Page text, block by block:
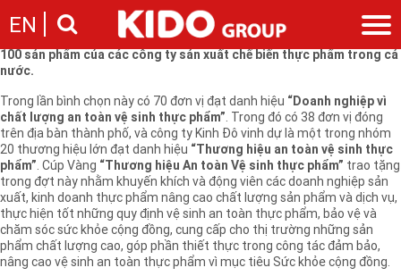
EN
Giới thiệu
Câu chuyện KIDO
Chặng đường
Cam kết của KIDO
Nhà sáng lập
Ngành hàng
Ngành dầu
Ngành gia vị
Ngành bánh
Tin tức
Tin tức & sự kiện
Thông cáo báo chí của tập đoàn
Nhà đầu tư
Thông điệp
Ban điều hành
Báo cáo
Liên hệ
Nghề nghiệp
Giới thiệu
Ngày 18/04, tại nhà hát thành phố, Cục An toàn vệ sinh thực phẩm -
Bộ Y tế đã tổ chức trao giải “Thương hiệu vàng ATVSTP” và “ Sản
phẩm an toàn vệ sinh thực phẩm” lần thứ I năm 2009 cho 70 đơn vị và
100 sản phẩm của các công ty sản xuất chế biến thực phẩm trong cả
nước.
Trong lần bình chọn này có 70 đơn vị đạt danh hiệu “Doanh nghiệp vì
chất lượng an toàn vệ sinh thực phẩm”. Trong đó có 38 đơn vị đóng
trên địa bàn thành phố, và công ty Kinh Đô vinh dự là một trong nhóm
20 thương hiệu lớn đạt danh hiệu “Thương hiệu an toàn vệ sinh thực
phẩm”. Cúp Vàng “Thương hiệu An toàn Vệ sinh thực phẩm” trao tặng
trong đợt này nhằm khuyến khích và động viên các doanh nghiệp sản
xuất, kinh doanh thực phẩm nâng cao chất lượng sản phẩm và dịch vụ,
thực hiện tốt những quy định vệ sinh an toàn thực phẩm, bảo vệ và
chăm sóc sức khỏe cộng đồng, cung cấp cho thị trường những sản
phẩm chất lượng cao, góp phần thiết thực trong công tác đảm bảo,
nâng cao vệ sinh an toàn thực phẩm vì mục tiêu Sức khỏe cộng đồng.